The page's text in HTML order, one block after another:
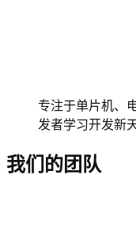
专注于单片机、
发者学习开发新
我们的团队